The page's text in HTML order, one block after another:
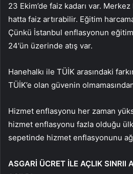
23 Ekim’de faiz kadarı var. Merkez
hatta faiz artırabilir. Eğitim
Çünkü İstanbul enflasyonun eğ
24′ün üzerinde atış var.
Hanehalkı ile TÜİK arasındaki farkı
TÜİK’e olan güvenin olmaması
Hizmet enflasyonu her zaman yü
hizmet enflasyonu fazla olduğu ü
sepetinde hizmet enflasyonunu a
ASGARİ ÜCRET İLE AÇLIK SINRII